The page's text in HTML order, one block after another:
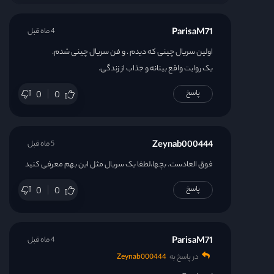
ParisaM71
اولین سریال چینی که دیدم . و فن سریال چینی شدم.
یک روایت واقع بینانه و جذاب از زندگی.
0 0
4 ماه قبل
پاسخ
Zeynab000444
فوق العادست. بچها،لطفا یک سریال مثل این بهم معرفی کنید
0 0
5 ماه قبل
پاسخ
ParisaM71
در پاسخ به Zeynab000444
4 ماه قبل